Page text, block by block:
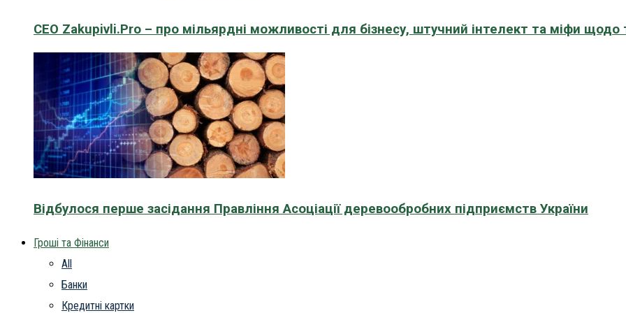
CEO Zakupivli.Pro – про мільярдні можливості для бізнесу, штучний інтелект та міфи щодо
Відбулося перше засідання Правління Асоціації деревообробних підприємств України
Гроші та Фінанси
All
Банки
Кредитні картки